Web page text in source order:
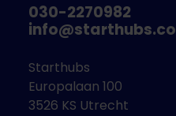
030-2270982
info@starthubs.co
Starthubs
Europalaan 100
3526 KS Utrecht